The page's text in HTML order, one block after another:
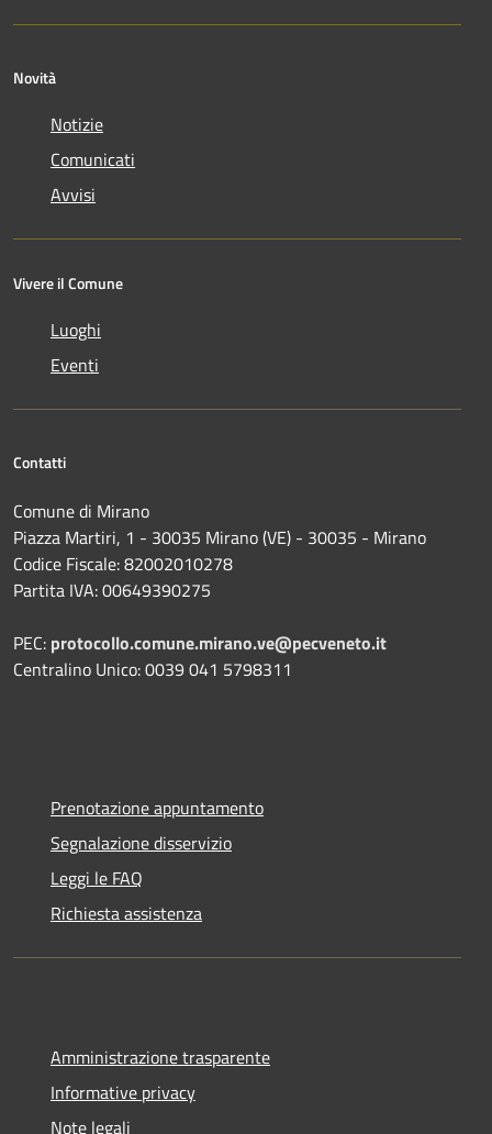
Novità
Notizie
Comunicati
Avvisi
Vivere il Comune
Luoghi
Eventi
Contatti
Comune di Mirano
Piazza Martiri, 1 - 30035 Mirano (VE) - 30035 - Mirano
Codice Fiscale: 82002010278
Partita IVA: 00649390275
PEC: protocollo.comune.mirano.ve@pecveneto.it
Centralino Unico: 0039 041 5798311
Prenotazione appuntamento
Segnalazione disservizio
Leggi le FAQ
Richiesta assistenza
Amministrazione trasparente
Informative privacy
Note legali